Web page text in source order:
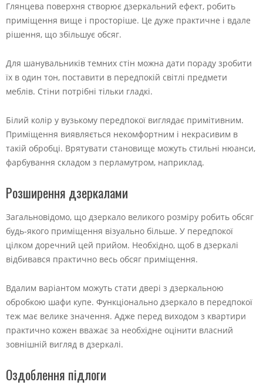
Глянцева поверхня створює дзеркальний ефект, робить
приміщення вище і просторіше. Це дуже практичне і вдале
рішення, що збільшує обсяг.
Для шанувальників темних стін можна дати пораду зробити
їх в один тон, поставити в передпокій світлі предмети
меблів. Стіни потрібні тільки гладкі.
Білий колір у вузькому передпокої виглядає примітивним.
Приміщення виявляється некомфортним і некрасивим в
такій обробці. Врятувати становище можуть стильні нюанси,
фарбування складом з перламутром, наприклад.
Розширення дзеркалами
Загальновідомо, що дзеркало великого розміру робить обсяг
будь-якого приміщення візуально більше. У передпокої
цілком доречний цей прийом. Необхідно, щоб в дзеркалі
відбивався практично весь обсяг приміщення.
Вдалим варіантом можуть стати двері з дзеркальною
обробкою шафи купе. Функціонально дзеркало в передпокої
теж має велике значення. Адже перед виходом з квартири
практично кожен вважає за необхідне оцінити власний
зовнішній вигляд в дзеркалі.
Оздоблення підлоги